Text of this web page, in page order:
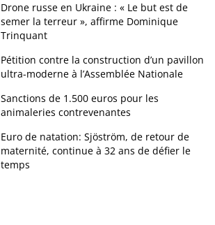
Drone russe en Ukraine : « Le but est de
semer la terreur », affirme Dominique
Trinquant
Pétition contre la construction d’un pavillon
ultra-moderne à l’Assemblée Nationale
Sanctions de 1.500 euros pour les
animaleries contrevenantes
Euro de natation: Sjöström, de retour de
maternité, continue à 32 ans de défier le
temps